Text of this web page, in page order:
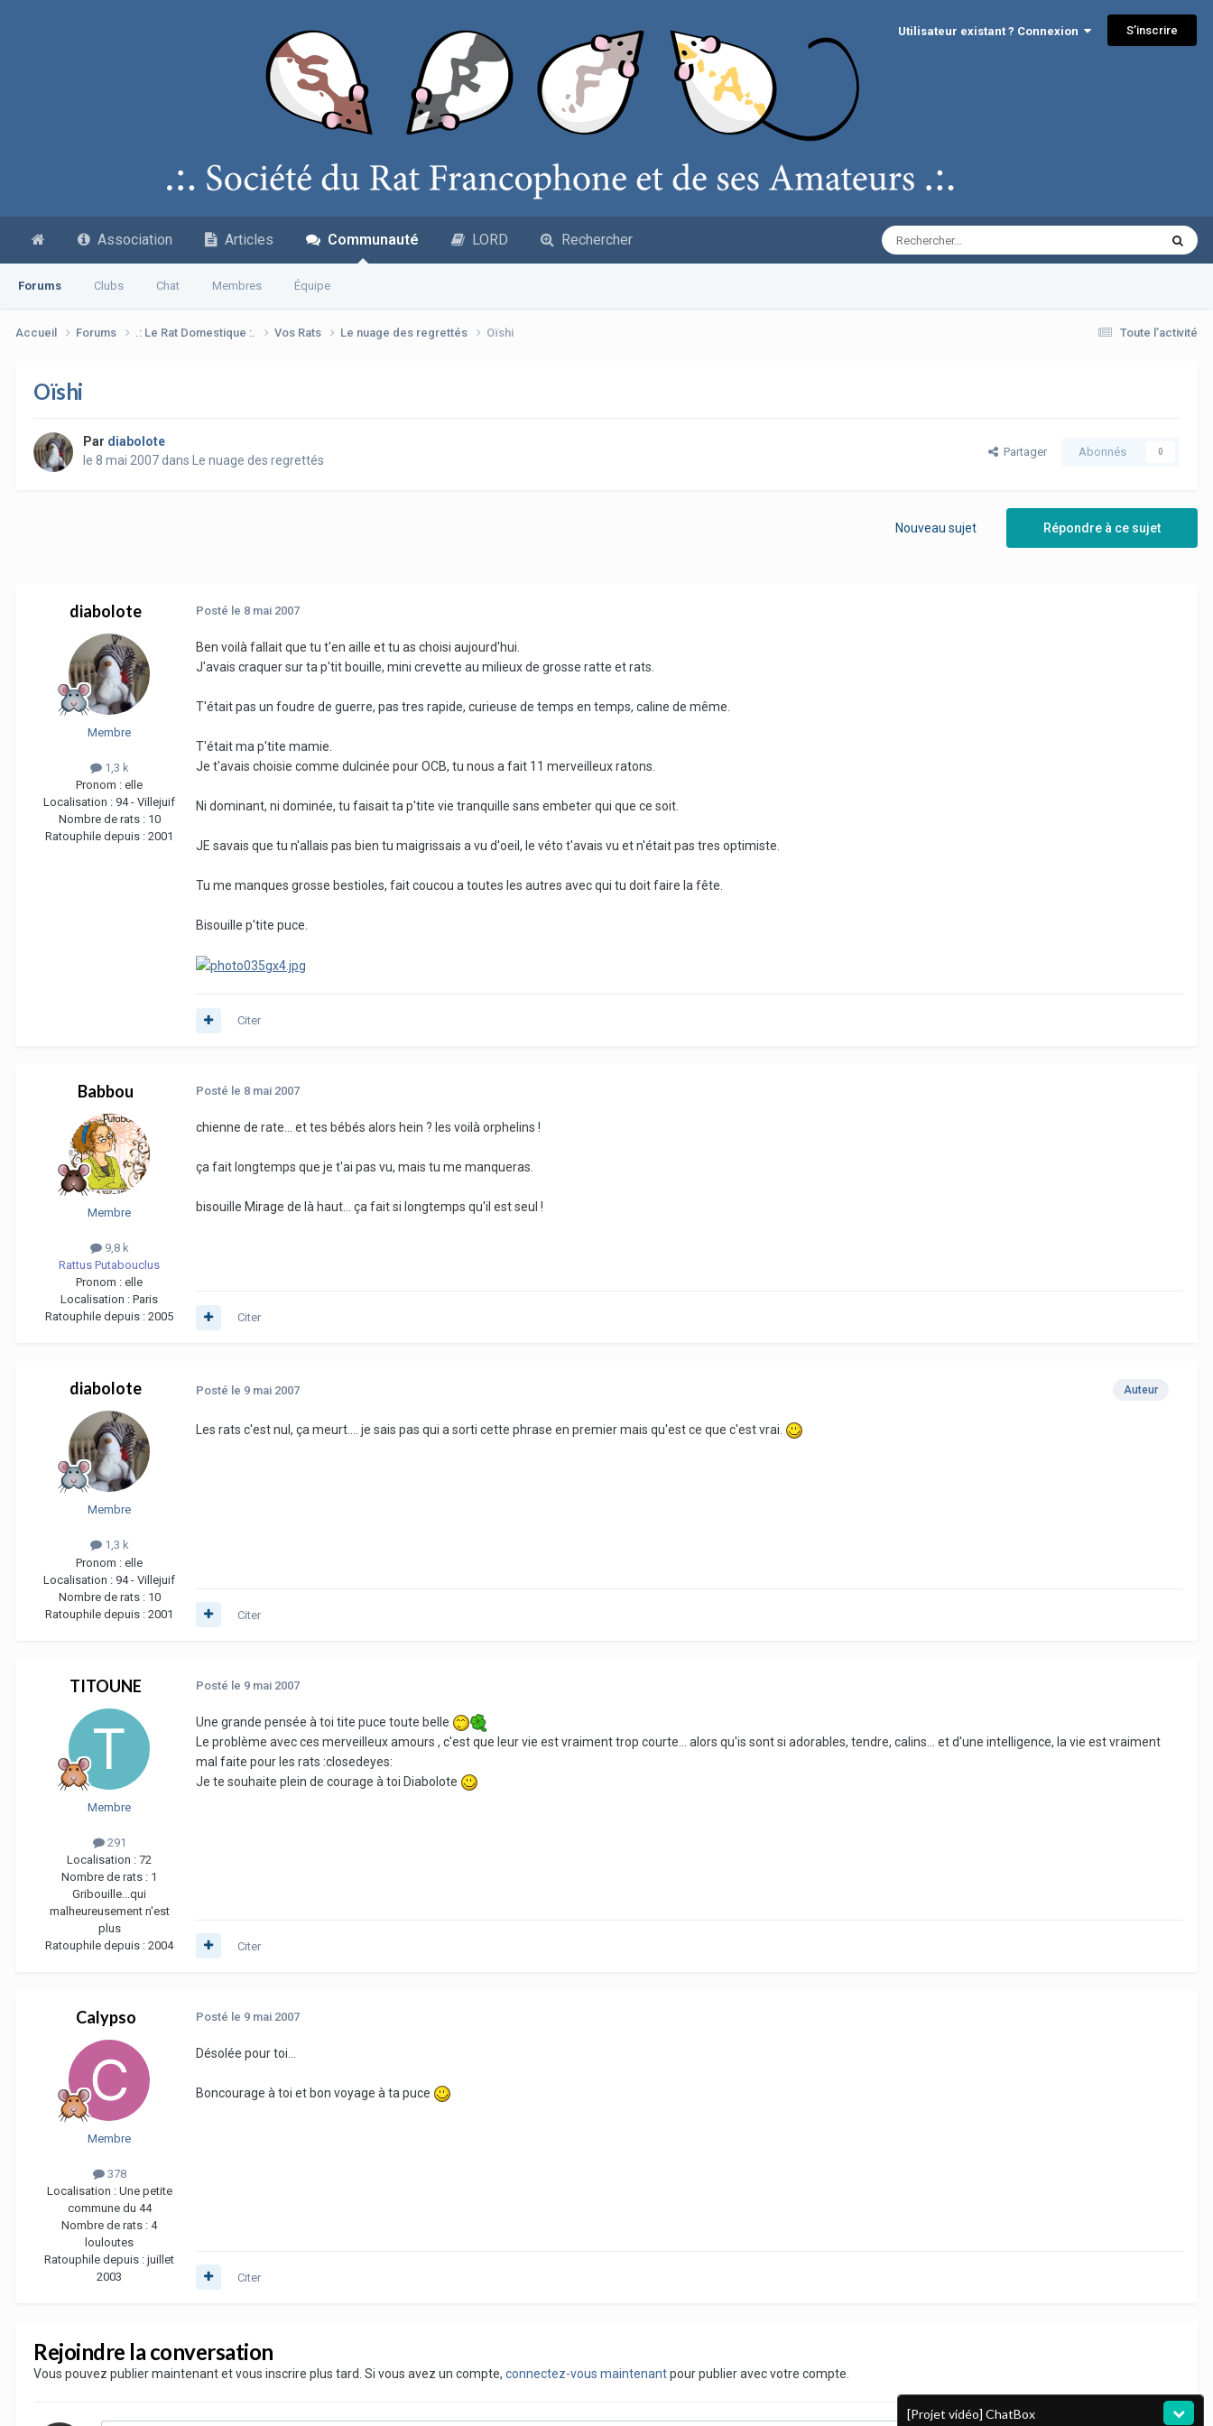
Utilisateur existant ? Connexion S’inscrire
Association Articles Communauté
Forums Clubs Chat Membres Équipe
LORD Rechercher
Toute l’activité
Accueil Forums .: Le Rat Domestique :. Vos Rats Le nuage des regrettés Oïshi
Oïshi
Par diabolote
le 8 mai 2007dans Le nuage des regrettés
Partager Abonnés 0
Répondre à ce sujet
Nouveau sujet
diabolote
Membre
1,3 k
Pronom : elle
Localisation : 94 - Villejuif
Nombre de rats : 10
Ratouphile depuis : 2001
Posté le 8 mai 2007
Ben voilà fallait que tu t'en aille et tu as choisi aujourd'hui.
J'avais craquer sur ta p'tit bouille, mini crevette au milieux de grosse ratte et rats.
T'était pas un foudre de guerre, pas tres rapide, curieuse de temps en temps, caline de même.
T'était ma p'tite mamie.
Je t'avais choisie comme dulcinée pour OCB, tu nous a fait 11 merveilleux ratons.
Ni dominant, ni dominée, tu faisait ta p'tite vie tranquille sans embeter qui que ce soit.
JE savais que tu n'allais pas bien tu maigrissais a vu d'oeil, le véto t'avais vu et n'était pas tres optimiste.
Tu me manques grosse bestioles, fait coucou a toutes les autres avec qui tu doit faire la fête.
Bisouille p'tite puce.
Citer
Babbou
Membre
9,8 k
Rattus Putabouclus
Pronom : elle
Localisation : Paris
Ratouphile depuis : 2005
Posté le 8 mai 2007
chienne de rate... et tes bébés alors hein ? les voilà orphelins !
ça fait longtemps que je t'ai pas vu, mais tu me manqueras.
bisouille Mirage de là haut... ça fait si longtemps qu'il est seul !
Citer
diabolote
Membre
1,3 k
Pronom : elle
Localisation : 94 - Villejuif
Nombre de rats : 10
Ratouphile depuis : 2001
Auteur
Posté le 9 mai 2007
Les rats c'est nul, ça meurt.... je sais pas qui a sorti cette phrase en premier mais qu'est ce que c'est vrai.
Citer
TITOUNE
Membre
291
Localisation : 72
Nombre de rats : 1
Gribouille...qui
malheureusement n'est
plus
Ratouphile depuis : 2004
Posté le 9 mai 2007
Une grande pensée à toi tite puce toute belle
Le problème avec ces merveilleux amours , c'est que leur vie est vraiment trop courte... alors qu'is sont si adorables, tendre, calins... et d'une intelligence, la vie est vraiment
mal faite pour les rats :closedeyes:
Je te souhaite plein de courage à toi Diabolote
Citer
Calypso
Membre
378
Localisation : Une petite
commune du 44
Nombre de rats : 4
louloutes
Ratouphile depuis : juillet
2003
Posté le 9 mai 2007
Désolée pour toi...
Boncourage à toi et bon voyage à ta puce
Citer
Rejoindre la conversation
Vous pouvez publier maintenant et vous inscrire plus tard. Si vous avez un compte, connectez-vous maintenantpour publier avec votre compte.
[Projet vidéo] ChatBox